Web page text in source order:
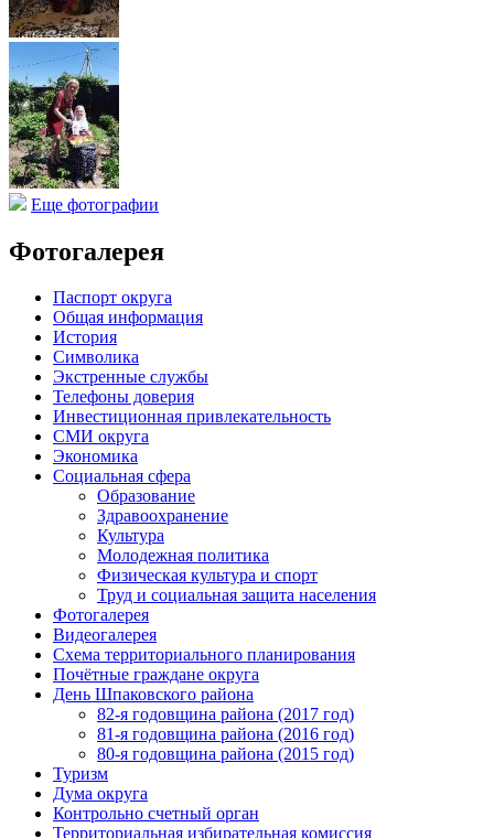
Еще фотографии
Фотогалерея
Паспорт округа
Общая информация
История
Символика
Экстренные службы
Телефоны доверия
Инвестиционная привлекательность
СМИ округа
Экономика
Социальная сфера
Образование
Здравоохранение
Культура
Молодежная политика
Физическая культура и спорт
Труд и социальная защита населения
Фотогалерея
Видеогалерея
Схема территориального планирования
Почётные граждане округа
День Шпаковского района
82-я годовщина района (2017 год)
81-я годовщина района (2016 год)
80-я годовщина района (2015 год)
Туризм
Дума округа
Контрольно счетный орган
Территориальная избирательная комиссия